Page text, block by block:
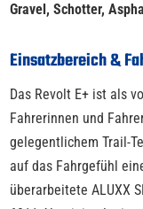
Gravel, Schotter,
Einsatzbereich &
Das Revolt E+ ist als
Fahrerinnen und
gelegentlichem Trail-
auf das Fahrgefühl
überarbeitete ALUXX